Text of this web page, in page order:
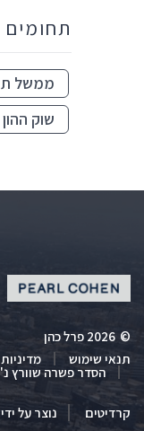
ממשל
שוק ההון
© 2026 פרל כהן
תנאי שימוש
הסדר פשרה שוורץ
קרדיטים נוצר על